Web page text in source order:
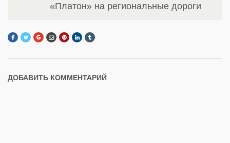
«Платон» на региональные дороги
ДОБАВИТЬ КОММЕНТАРИЙ